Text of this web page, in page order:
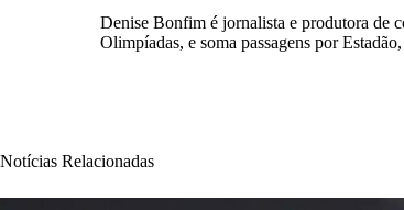
Denise Bonfim é jornalista e produtora de
Olimpíadas, e soma passagens por
Notícias Relacionadas